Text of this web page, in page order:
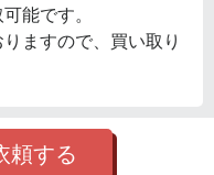
能です。
ますので、買い取り
頼する